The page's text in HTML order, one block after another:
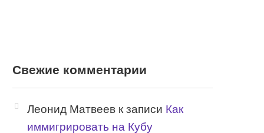
Свежие комментарии
Леонид Матвеев к записи Как
иммигрировать на Кубу